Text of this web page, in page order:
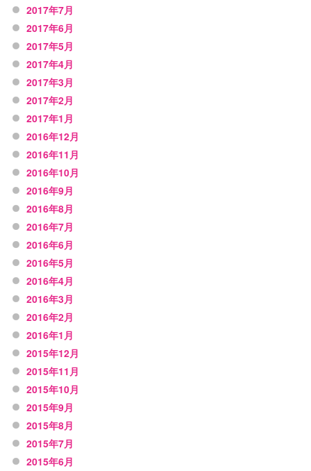
2017年7月
2017年6月
2017年5月
2017年4月
2017年3月
2017年2月
2017年1月
2016年12月
2016年11月
2016年10月
2016年9月
2016年8月
2016年7月
2016年6月
2016年5月
2016年4月
2016年3月
2016年2月
2016年1月
2015年12月
2015年11月
2015年10月
2015年9月
2015年8月
2015年7月
2015年6月